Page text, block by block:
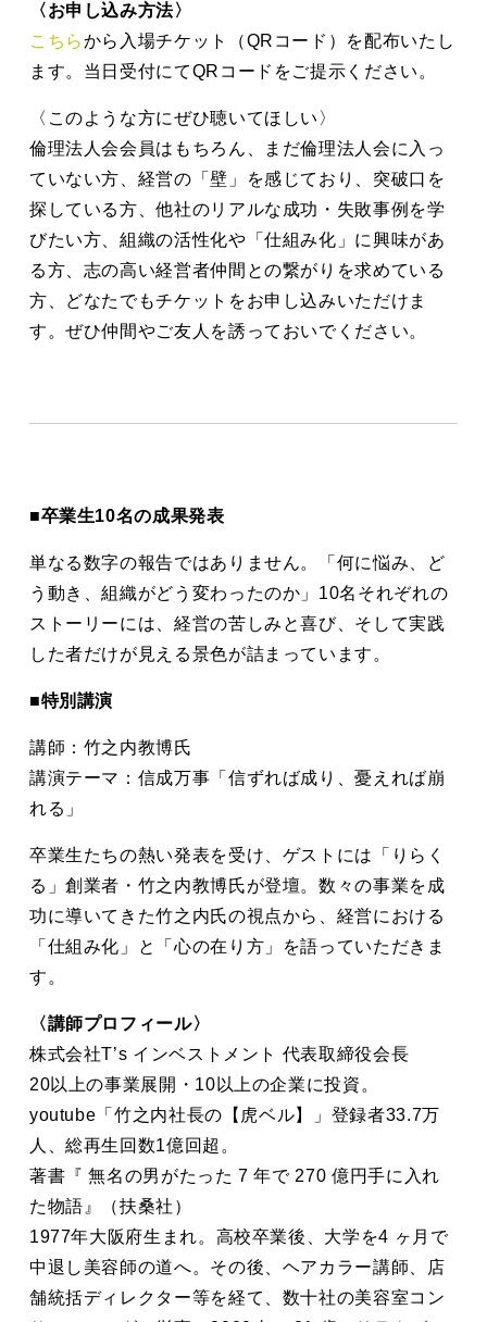
〈お申し込み方法〉
こちらから入場チケット（QRコード）を配布いたし
ます。当日受付にてQRコードをご提示ください。
〈このような方にぜひ聴いてほしい〉
倫理法人会会員はもちろん、まだ倫理法人会に入っ
ていない方、経営の「壁」を感じており、突破口を
探している方、他社のリアルな成功・失敗事例を学
びたい方、組織の活性化や「仕組み化」に興味があ
る方、志の高い経営者仲間との繋がりを求めている
方、どなたでもチケットをお申し込みいただけま
す。ぜひ仲間やご友人を誘っておいでください。
■卒業生10名の成果発表
単なる数字の報告ではありません。「何に悩み、ど
う動き、組織がどう変わったのか」10名それぞれの
ストーリーには、経営の苦しみと喜び、そして実践
した者だけが見える景色が詰まっています。
■特別講演
講師：竹之内教博氏
講演テーマ：信成万事「信ずれば成り、憂えれば崩
れる」
卒業生たちの熱い発表を受け、ゲストには「りらく
る」創業者・竹之内教博氏が登壇。数々の事業を成
功に導いてきた竹之内氏の視点から、経営における
「仕組み化」と「心の在り方」を語っていただきま
す。
〈講師プロフィール〉
株式会社T’s インベストメント 代表取締役会長
20以上の事業展開・10以上の企業に投資。
youtube「竹之内社長の【虎ベル】」登録者33.7万
人、総再生回数1億回超。
著書『 無名の男がたった 7 年で 270 億円手に入れ
た物語』（扶桑社）
1977年大阪府生まれ。高校卒業後、大学を4 ヶ月で
中退し美容師の道へ。その後、ヘアカラー講師、店
舗統括ディレクター等を経て、数十社の美容室コン